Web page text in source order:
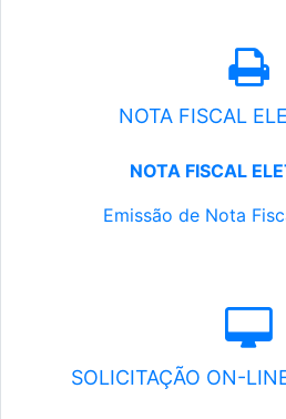
NOTA FISCAL
NOTA FISCAL
Emissão de Nota
SOLICITAÇÃO ON-